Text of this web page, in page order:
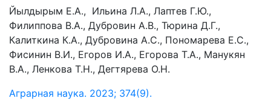
Йылдырым Е.А., Ильина Л.А., Лаптев Г.Ю.,
Филиппова В.А., Дубровин А.В., Тюрина Д.Г.,
Калиткина К.А., Дубровина А.С., Пономарева Е.С.,
Фисинин В.И., Егоров И.А., Егорова Т.А., Манукян
В.А., Ленкова Т.Н., Дегтярева О.Н.
Аграрная наука. 2023; 374(9).